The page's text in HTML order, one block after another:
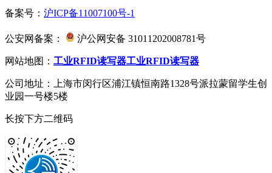
备案号： 沪ICP备11007100号-1
公安网备案： 沪公网安备 31011202008781号
网站地图： 工业RFID读写器工业RFID读写器
公司地址：上海市闵行区浦江镇恒南路1328号派拉蒙留学生创
业园一号楼5楼
长按下方二维码